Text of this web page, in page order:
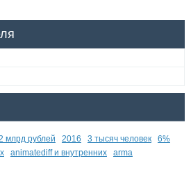
млрд рублей 2016 3 тысяч человек
6%
animatediff и внутренних arma